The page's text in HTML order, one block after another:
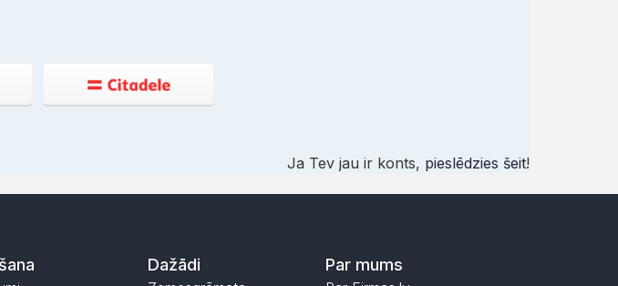
Ja Tev jau ir konts, pieslēdzies šeit!
Dažādi Par mums